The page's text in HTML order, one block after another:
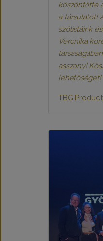
köszöntötte
a társulatot!
szólistáink
Veronika
asszony!
lehetőséget!”
TBG